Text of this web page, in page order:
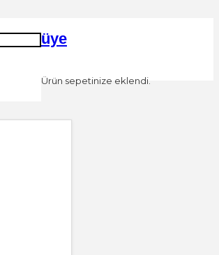
üye
Ürün sepetinize eklendi.